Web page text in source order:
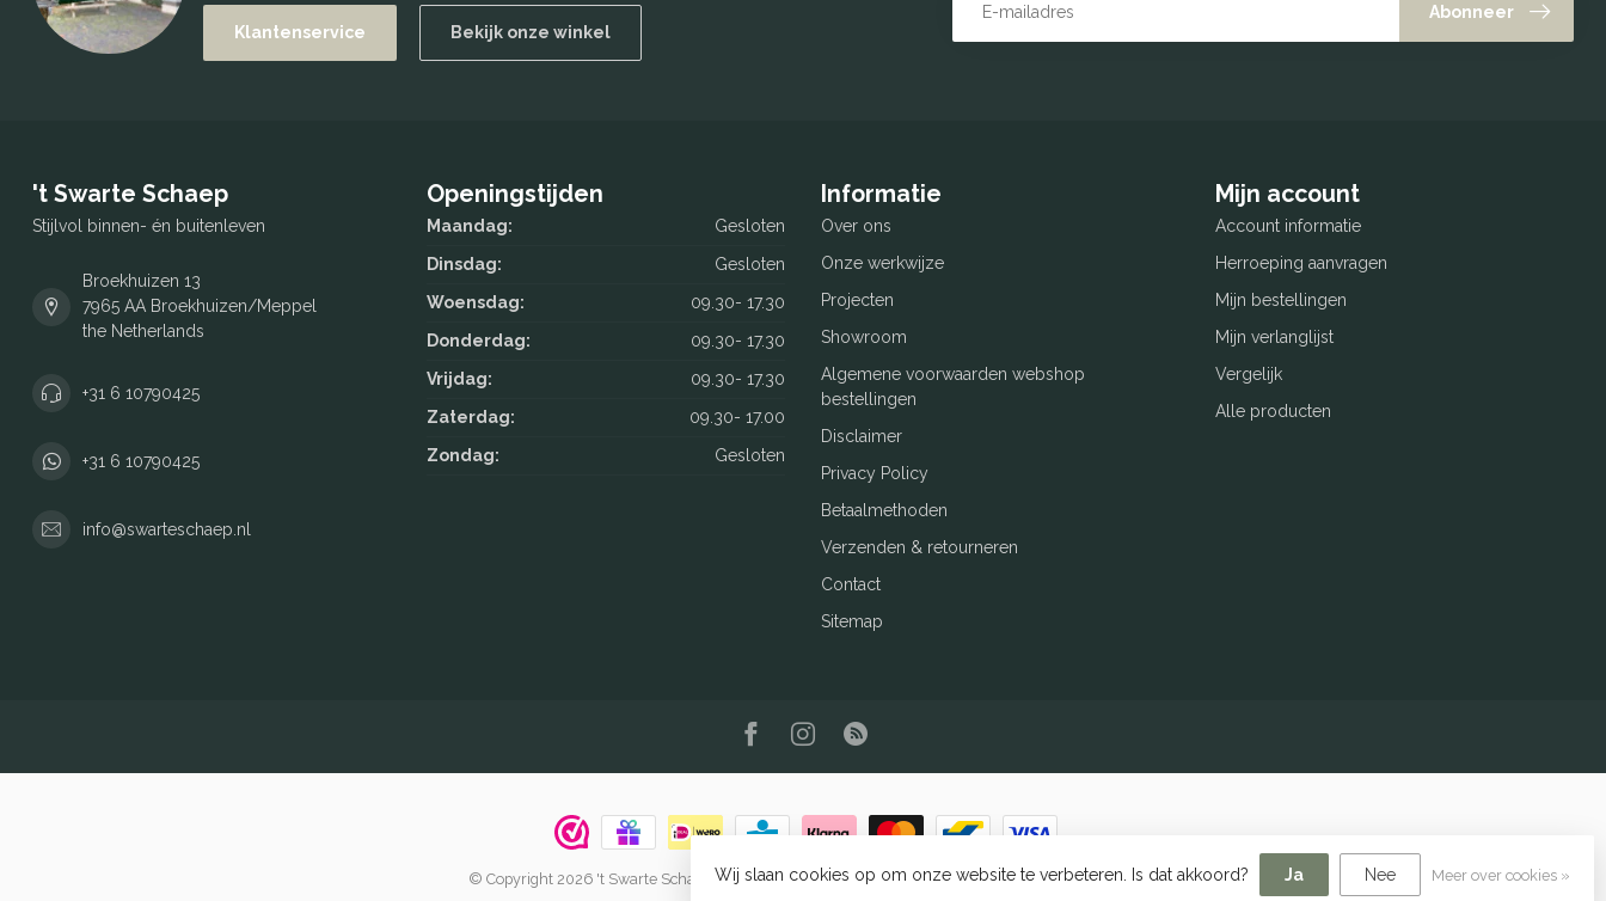
Klantenservice Bekijk onze winkel
Abonneer
't Swarte Schaep
Stijlvol binnen- én buitenleven
Broekhuizen 13
7965 AA Broekhuizen/Meppel
the Netherlands
+31 6 10790425
+31 6 10790425
info@swarteschaep.nl
Openingstijden
Maandag:
Gesloten
Dinsdag:
Gesloten
Woensdag:
09.30- 17.30
Donderdag:
09.30- 17.30
Vrijdag:
09.30- 17.30
Zaterdag:
09.30- 17.00
Zondag:
Gesloten
Informatie
Over ons
Onze werkwijze
Projecten
Showroom
Algemene voorwaarden webshop
bestellingen
Disclaimer
Privacy Policy
Betaalmethoden
Verzenden & retourneren
Contact
Sitemap
Mijn account
Account informatie
Herroeping aanvragen
Mijn bestellingen
Mijn verlanglijst
Vergelijk
Alle producten
© Copyright 2026 't Swarte Schaep - Powered byLightspeed-Lightspeed design byDyvelopment
Wij slaan cookies op om onze website te verbeteren. Is dat akkoord? Ja Nee Meer over cookies »